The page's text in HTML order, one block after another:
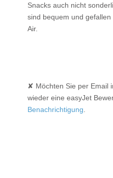
Snacks auch nicht
sind bequem und
Air.
✘ Möchten Sie per Email
wieder eine easyJet
Benachrichtigung